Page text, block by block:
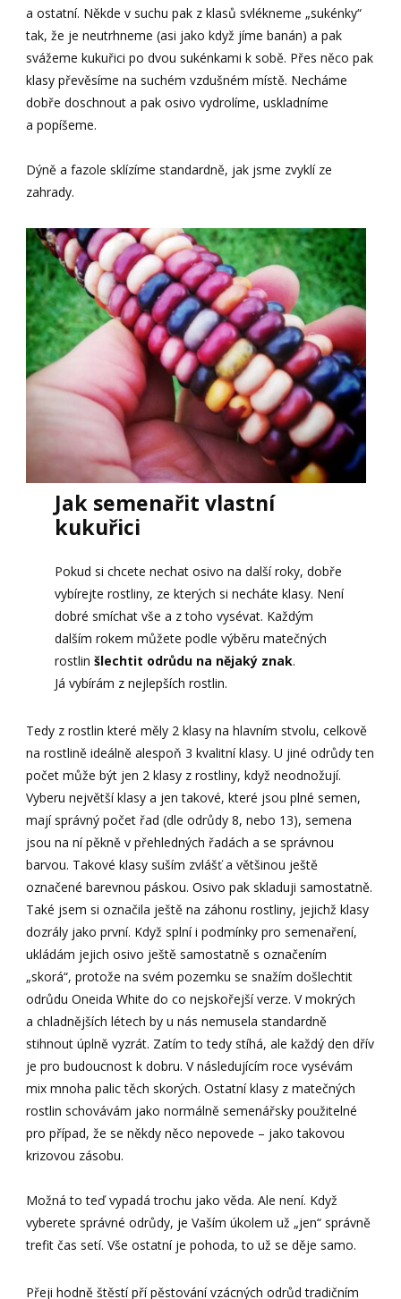
a ostatní. Někde v suchu pak z klasů svlékneme „sukénky“
tak, že je neutrhneme (asi jako když jíme banán) a pak
svážeme kukuřici po dvou sukénkami k sobě. Přes něco pak
klasy převěsíme na suchém vzdušném místě. Necháme
dobře doschnout a pak osivo vydrolíme, uskladníme
a popíšeme.
Dýně a fazole sklízíme standardně, jak jsme zvyklí ze
zahrady.
Jak semenařit vlastní
kukuřici
Pokud si chcete nechat osivo na další roky, dobře
vybírejte rostliny, ze kterých si necháte klasy. Není
dobré smíchat vše a z toho vysévat. Každým
dalším rokem můžete podle výběru matečných
rostlin šlechtit odrůdu na nějaký znak.
Já vybírám z nejlepších rostlin.
Tedy z rostlin které měly 2 klasy na hlavním stvolu, celkově
na rostlině ideálně alespoň 3 kvalitní klasy. U jiné odrůdy ten
počet může být jen 2 klasy z rostliny, když neodnožují.
Vyberu největší klasy a jen takové, které jsou plné semen,
mají správný počet řad (dle odrůdy 8, nebo 13), semena
jsou na ní pěkně v přehledných řadách a se správnou
barvou. Takové klasy suším zvlášť a většinou ještě
označené barevnou páskou. Osivo pak skladuji samostatně.
Také jsem si označila ještě na záhonu rostliny, jejichž klasy
dozrály jako první. Když splní i podmínky pro semenaření,
ukládám jejich osivo ještě samostatně s označením
„skorá“, protože na svém pozemku se snažím došlechtit
odrůdu Oneida White do co nejskořejší verze. V mokrých
a chladnějších létech by u nás nemusela standardně
stihnout úplně vyzrát. Zatím to tedy stíhá, ale každý den dřív
je pro budoucnost k dobru. V následujícím roce vysévám
mix mnoha palic těch skorých. Ostatní klasy z matečných
rostlin schovávám jako normálně semenářsky použitelné
pro případ, že se někdy něco nepovede – jako takovou
krizovou zásobu.
Možná to teď vypadá trochu jako věda. Ale není. Když
vyberete správné odrůdy, je Vaším úkolem už „jen“ správně
trefit čas setí. Vše ostatní je pohoda, to už se děje samo.
Přeji hodně štěstí pří pěstování vzácných odrůd tradičním